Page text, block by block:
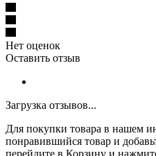
Нет оценок
Оставить отзыв
Загрузка отзывов...
Для покупки товара в нашем
понравившийся товар и
перейдите в Корзину и